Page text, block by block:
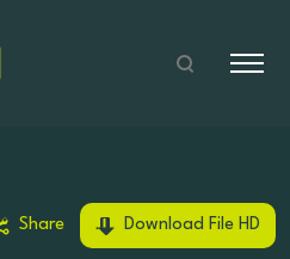
Share Download File HD